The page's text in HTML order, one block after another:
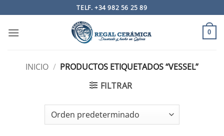
al
contenido
TELF. +34 982 56 25 89
0
INICIO / PRODUCTOS ETIQUETADOS “VESSEL”
FILTRAR